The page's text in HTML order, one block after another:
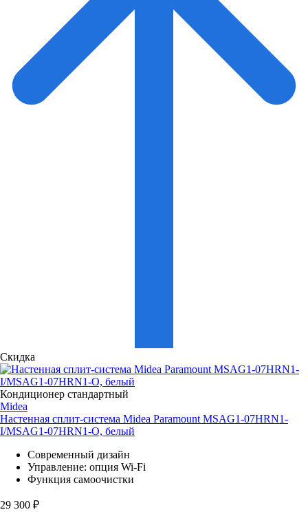
Скидка
Кондиционер стандартный
Midea
Настенная сплит-система Midea Paramount MSAG1-07HRN1-
I/MSAG1-07HRN1-O, белый
Современный дизайн
Управление: опция Wi-Fi
Функция самоочистки
29 300 ₽